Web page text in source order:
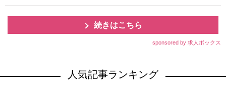
続きはこちら
sponsored by 求人ボックス
人気記事ランキング